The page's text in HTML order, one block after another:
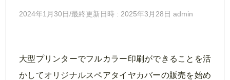
2024年1月30日/最終更新日時 : 2025年3月28日 admin
大型プリンターでフルカラー印刷ができることを活
かしてオリジナルスペアタイヤカバーの販売を始め